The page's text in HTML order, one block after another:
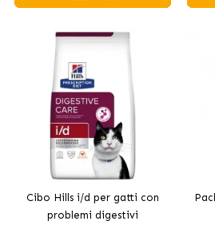
Cibo Hills i/d per gatti con
problemi digestivi